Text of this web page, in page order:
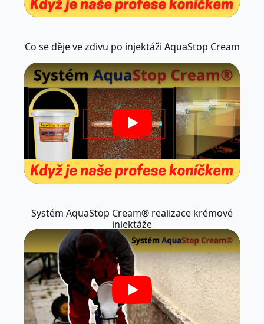
Co se děje ve zdivu po injektáži AquaStop Cream
Play
Systém AquaStop Cream® realizace krémové
injektáže
Play